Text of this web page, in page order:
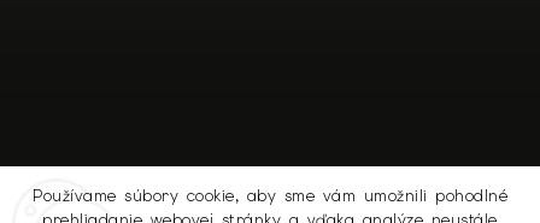
Používame súbory cookie, aby sme vám umožnili pohodlné